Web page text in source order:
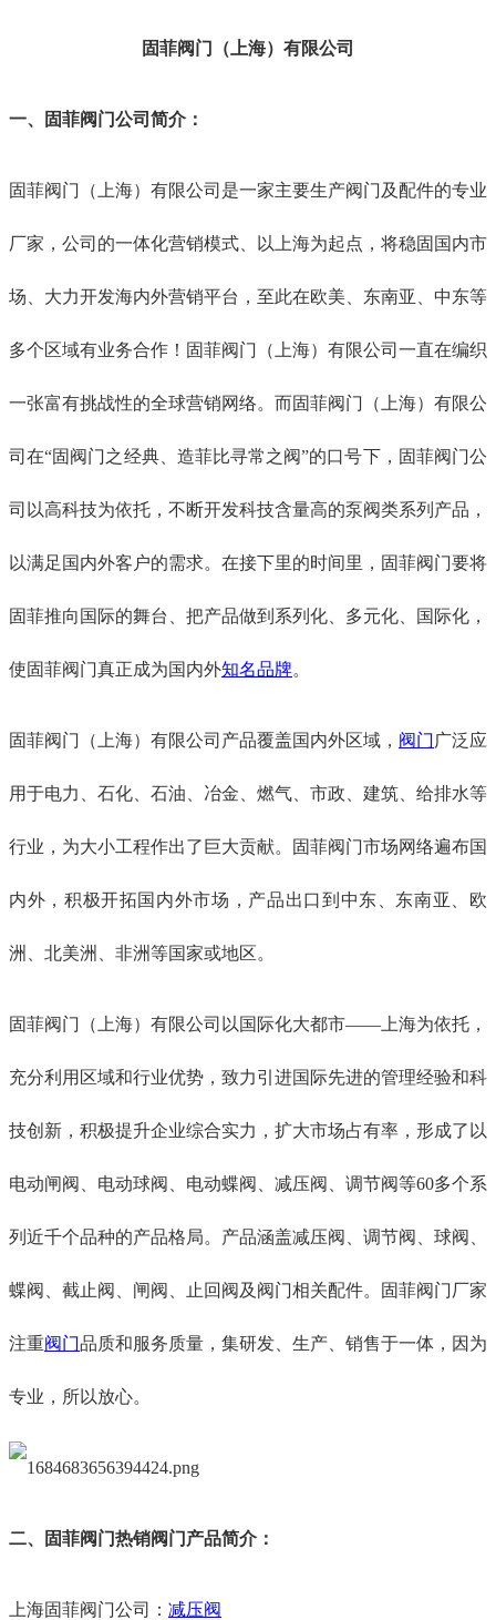
固菲阀门（上海）有限公司
一、固菲阀门公司简介：
固菲阀门（上海）有限公司是一家主要生产阀门及配件的专业
厂家，公司的一体化营销模式、以上海为起点，将稳固国内市
场、大力开发海内外营销平台，至此在欧美、东南亚、中东等
多个区域有业务合作！固菲阀门（上海）有限公司一直在编织
一张富有挑战性的全球营销网络。而固菲阀门（上海）有限公
司在“固阀门之经典、造菲比寻常之阀”的口号下，固菲阀门公
司以高科技为依托，不断开发科技含量高的泵阀类系列产品，
以满足国内外客户的需求。在接下里的时间里，固菲阀门要将
固菲推向国际的舞台、把产品做到系列化、多元化、国际化，
使固菲阀门真正成为国内外知名品牌。
固菲阀门（上海）有限公司产品覆盖国内外区域， 阀门 广泛应
用于电力、石化、石油、冶金、燃气、市政、建筑、给排水等
行业，为大小工程作出了巨大贡献。固菲阀门市场网络遍布国
内外，积极开拓国内外市场，产品出口到中东、东南亚、欧
洲、北美洲、非洲等国家或地区。
固菲阀门（上海）有限公司以国际化大都市——上海为依托，
充分利用区域和行业优势，致力引进国际先进的管理经验和科
技创新，积极提升企业综合实力，扩大市场占有率，形成了以
电动闸阀、电动球阀、电动蝶阀、减压阀、调节阀等60多个系
列近千个品种的产品格局。产品涵盖减压阀、调节阀、球阀、
蝶阀、截止阀、闸阀、止回阀及阀门相关配件。固菲阀门厂家
注重阀门品质和服务质量，集研发、生产、销售于一体，因为
专业，所以放心。
二、固菲阀门热销阀门产品简介：
上海固菲阀门公司： 减压阀